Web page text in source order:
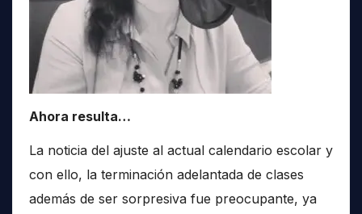
Ahora resulta…
La noticia del ajuste al actual calendario escolar y
con ello, la terminación adelantada de clases
además de ser sorpresiva fue preocupante, ya